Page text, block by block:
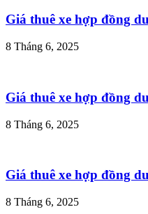
Giá thuê xe hợp đồng
8 Tháng 6, 2025
Giá thuê xe hợp đồng
8 Tháng 6, 2025
Giá thuê xe hợp đồng
8 Tháng 6, 2025